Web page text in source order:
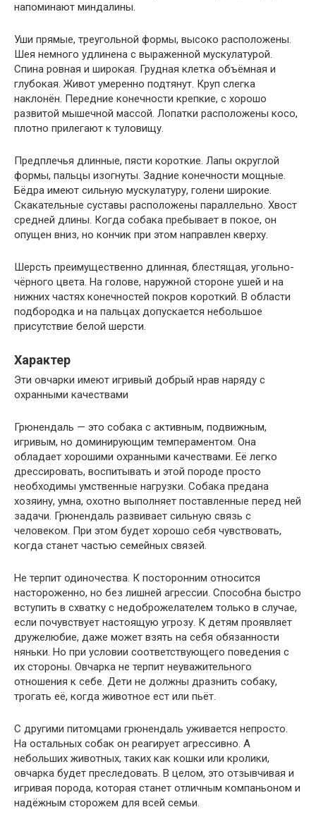
напоминают миндалины.
Уши прямые, треугольной формы, высоко расположены.
Шея немного удлинена с выраженной мускулатурой.
Спина ровная и широкая. Грудная клетка объёмная и
глубокая. Живот умеренно подтянут. Круп слегка
наклонён. Передние конечности крепкие, с хорошо
развитой мышечной массой. Лопатки расположены косо,
плотно прилегают к туловищу.
Предплечья длинные, пясти короткие. Лапы округлой
формы, пальцы изогнуты. Задние конечности мощные.
Бёдра имеют сильную мускулатуру, голени широкие.
Скакательные суставы расположены параллельно. Хвост
средней длины. Когда собака пребывает в покое, он
опущен вниз, но кончик при этом направлен кверху.
Шерсть преимущественно длинная, блестящая, угольно-
чёрного цвета. На голове, наружной стороне ушей и на
нижних частях конечностей покров короткий. В области
подбородка и на пальцах допускается небольшое
присутствие белой шерсти.
Характер
Эти овчарки имеют игривый добрый нрав наряду с
охранными качествами
Грюнендаль — это собака с активным, подвижным,
игривым, но доминирующим темпераментом. Она
обладает хорошими охранными качествами. Её легко
дрессировать, воспитывать и этой породе просто
необходимы умственные нагрузки. Собака предана
хозяину, умна, охотно выполняет поставленные перед ней
задачи. Грюнендаль развивает сильную связь с
человеком. При этом будет хорошо себя чувствовать,
когда станет частью семейных связей.
Не терпит одиночества. К посторонним относится
настороженно, но без лишней агрессии. Способна быстро
вступить в схватку с недоброжелателем только в случае,
если почувствует настоящую угрозу. К детям проявляет
дружелюбие, даже может взять на себя обязанности
няньки. Но при условии соответствующего поведения с
их стороны. Овчарка не терпит неуважительного
отношения к себе. Дети не должны дразнить собаку,
трогать её, когда животное ест или пьёт.
С другими питомцами грюнендаль уживается непросто.
На остальных собак он реагирует агрессивно. А
небольших животных, таких как кошки или кролики,
овчарка будет преследовать. В целом, это отзывчивая и
игривая порода, которая станет отличным компаньоном и
надёжным сторожем для всей семьи.